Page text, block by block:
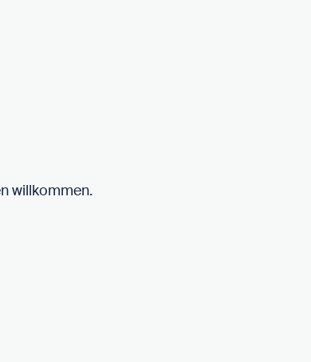
willkommen.